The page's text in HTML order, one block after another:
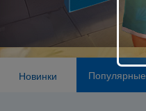
Новинки Популярные